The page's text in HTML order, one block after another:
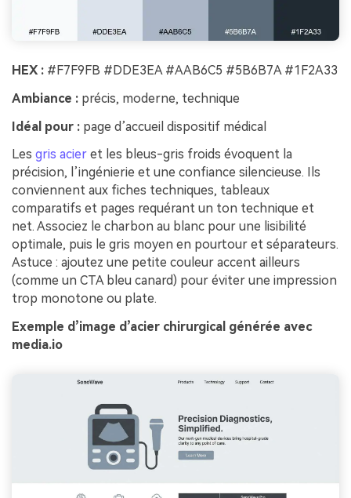
HEX : #F7F9FB #DDE3EA #AAB6C5 #5B6B7A #1F2A33
Ambiance : précis, moderne, technique
Idéal pour : page d’accueil dispositif médical
Les gris acier et les bleus-gris froids évoquent la
précision, l’ingénierie et une confiance silencieuse. Ils
conviennent aux fiches techniques, tableaux
comparatifs et pages requérant un ton technique et
net. Associez le charbon au blanc pour une lisibilité
optimale, puis le gris moyen en pourtour et séparateurs.
Astuce : ajoutez une petite couleur accent ailleurs
(comme un CTA bleu canard) pour éviter une impression
trop monotone ou plate.
Exemple d’image d’acier chirurgical générée avec
media.io